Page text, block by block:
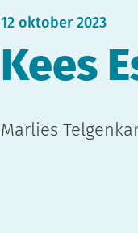
12 oktober 2023
Kees
Marlies